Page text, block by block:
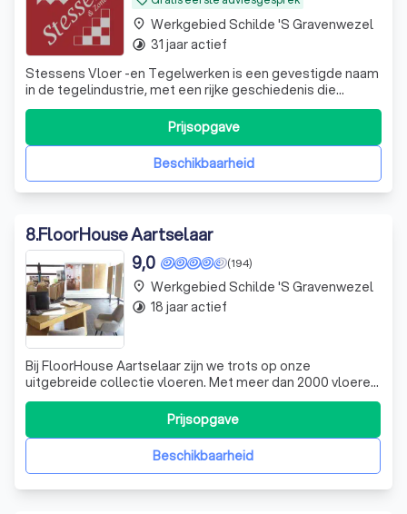
Stessens Vloer -en Tegelwerken is een gevestigde naam
in de tegelindustrie, met een rijke geschiedenis die
teruggaat tot 1994. Onder leiding van zaakvoerder Danny,
die zijn expertise in de loop der jaren heeft opgebouwd,
hebben we ons onderscheiden door onze toewijding aan
kwaliteit en vakmanschap.Beschikbaarheid
Prijsopgave
place Werkgebied Schilde 's Gravenwezel
timelapse 31 jaar actief
8.FloorHouse Aartselaar
(194)
9,0
Bij FloorHouse Aartselaar zijn we trots op onze
uitgebreide collectie vloeren. Met meer dan 2000 vloeren
in onze vernieuwde showroom, bieden we een breed
scala aan opties voor elke smaak en stijl. Van
ambachtelijke houten vloeren in luxueuze legpatronen tot
de meest innovatieve generatie van tegelvl
Beschikbaarheid
Prijsopgave
place Werkgebied Schilde 's Gravenwezel
timelapse 18 jaar actief